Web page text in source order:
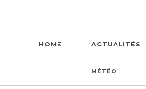
HOME ACTUALITÉS
MÉTÉO